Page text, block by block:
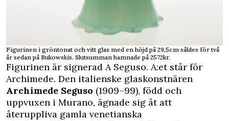
Figurinen i gröntonat och vitt glas med en höjd på 29,5cm såldes för två
år sedan på Bukowskis. Slutsumman hamnade på 2572kr.
Figurinen är signerad A Seguso. A:et står för
Archimede. Den italienske glaskonstnären
Archimede Seguso (1909–99), född och
uppvuxen i Murano, ägnade sig åt att
återuppliva gamla venetianska